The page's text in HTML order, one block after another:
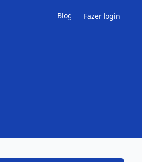
Blog Fazer login